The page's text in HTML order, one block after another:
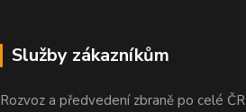
Služby zákazníkům
Rozvoz a předvedení zbraně po celé ČR